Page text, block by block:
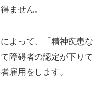
ません。
よって、「精神疾患な
障碍者の認定が下りて
雇用をします。